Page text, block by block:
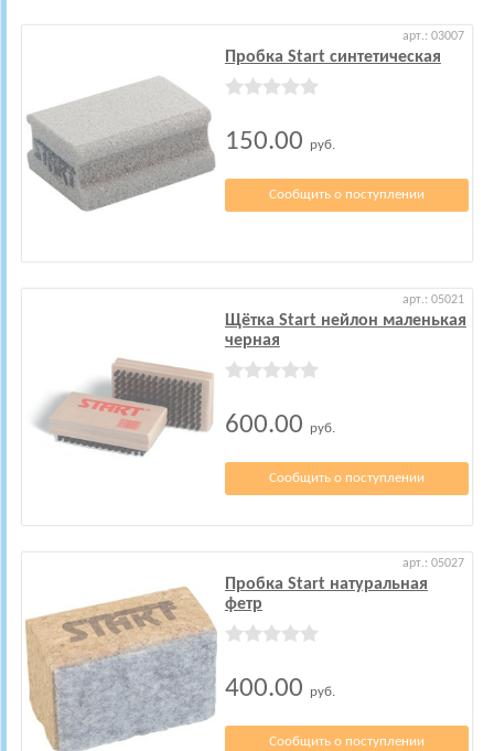
арт.: 03007
Пробка Start синтетическая
150.00 руб.
Сообщить о поступлении
арт.: 05021
Щётка Start нейлон маленькая
черная
600.00 руб.
Сообщить о поступлении
арт.: 05027
Пробка Start натуральная
фетр
400.00 руб.
Сообщить о поступлении